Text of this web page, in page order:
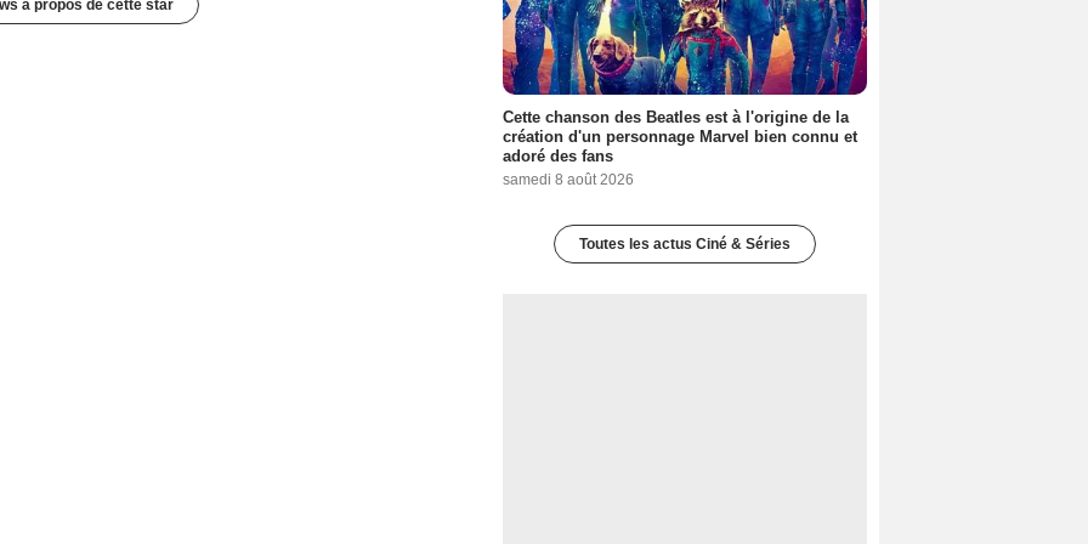
à propos de cette star
Cette chanson des Beatles est à l'origine de la
création d'un personnage Marvel bien connu et
adoré des fans
samedi 8 août 2026
Toutes les actus Ciné & Séries